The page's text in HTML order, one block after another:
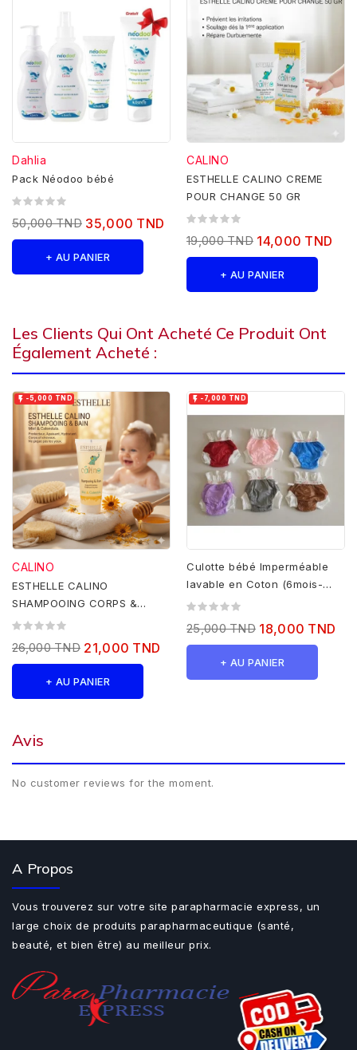
Dahlia
Pack Néodoo bébé
50,000 TND 35,000 TND
+ AU PANIER
CALINO
ESTHELLE CALINO CREME
POUR CHANGE 50 GR
19,000 TND 14,000 TND
+ AU PANIER
Les Clients Qui Ont Acheté Ce Produit Ont
Également Acheté :
 -5,000 TND
CALINO
ESTHELLE CALINO
SHAMPOOING CORPS &
CHEVEUX 250 ml
26,000 TND 21,000 TND
+ AU PANIER
 -7,000 TND
Culotte bébé Imperméable
lavable en Coton (6mois-
2ans)
25,000 TND 18,000 TND
+ AU PANIER
Avis
No customer reviews for the moment.
A Propos
Vous trouverez sur votre site parapharmacie express, un
large choix de produits parapharmaceutique (santé,
beauté, et bien être) au meilleur prix.